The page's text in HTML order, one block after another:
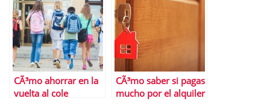
CÃ³mo ahorrar en la
vuelta al cole
CÃ³mo saber si pagas
mucho por el alquiler